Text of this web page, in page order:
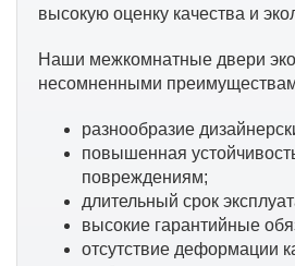
высокую оценку качества и
Наши межкомнатные двери
несомненными
разнообразие
повышенная
повреждениям;
длительный срок
высокие гарантийные
отсутствие деформации